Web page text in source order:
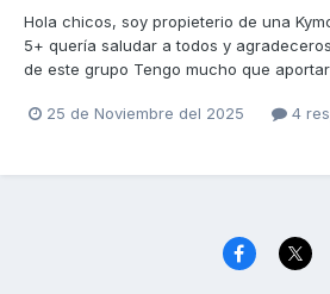
Hola chicos, soy propieterio de una
5+ quería saludar a todos y
de este grupo Tengo mucho que
25 de Noviembre del 2025 4